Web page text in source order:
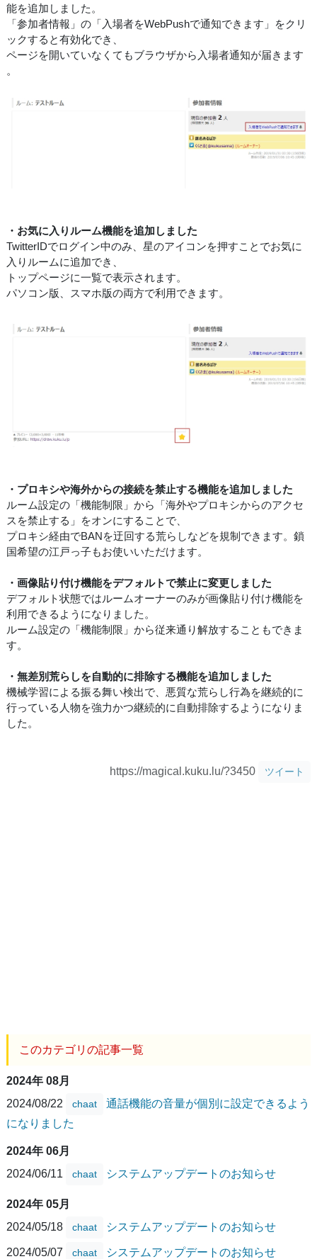
能を追加しました。
「参加者情報」の「入場者をWebPushで通知できます」をクリ
ックすると有効化でき、
ページを開いていなくてもブラウザから入場者通知が届きます
。
・お気に入りルーム機能を追加しました
TwitterIDでログイン中のみ、星のアイコンを押すことでお気に
入りルームに追加でき、
トップページに一覧で表示されます。
パソコン版、スマホ版の両方で利用できます。
・プロキシや海外からの接続を禁止する機能を追加しました
ルーム設定の「機能制限」から「海外やプロキシからのアクセ
スを禁止する」をオンにすることで、
プロキシ経由でBANを迂回する荒らしなどを規制できます。鎖
国希望の江戸っ子もお使いいただけます。
・画像貼り付け機能をデフォルトで禁止に変更しました
デフォルト状態ではルームオーナーのみが画像貼り付け機能を
利用できるようになりました。
ルーム設定の「機能制限」から従来通り解放することもできま
す。
・無差別荒らしを自動的に排除する機能を追加しました
機械学習による振る舞い検出で、悪質な荒らし行為を継続的に
行っている人物を強力かつ継続的に自動排除するようになりま
した。
https://magical.kuku.lu/?3450 ツイート
このカテゴリの記事一覧
2024年 08月
2024/08/22
chaat
通話機能の音量が個別に設定できるよう
になりました
2024年 06月
2024/06/11
chaat システムアップデートのお知らせ
2024年 05月
2024/05/18
chaat システムアップデートのお知らせ
2024/05/07 chaat システムアップデートのお知らせ